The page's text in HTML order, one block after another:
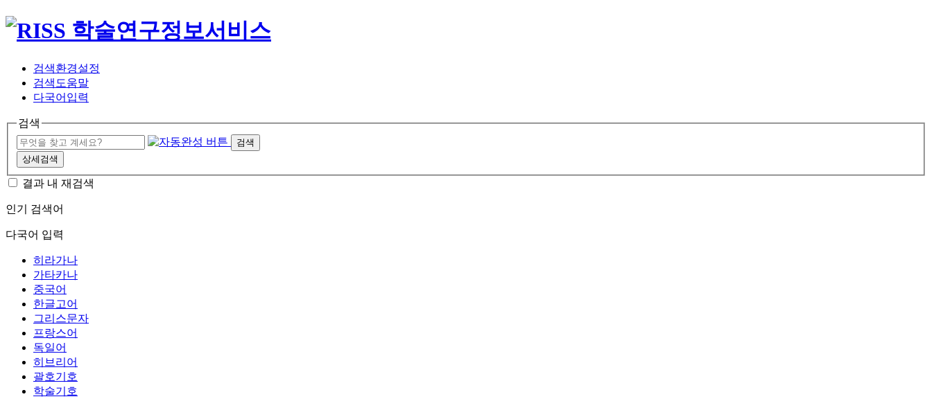
검색환경설정
검색도움말
다국어입력
검색
검색
상세검색
결과 내 재검색
인기 검색어
다국어 입력
히라가나
가타카나
중국어
한글고어
그리스문자
프랑스어
독일어
히브리어
괄호기호
학술기호